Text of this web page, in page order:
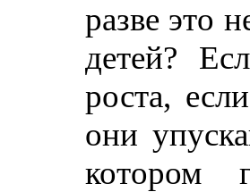
разве это
детей?
роста,
они
котором